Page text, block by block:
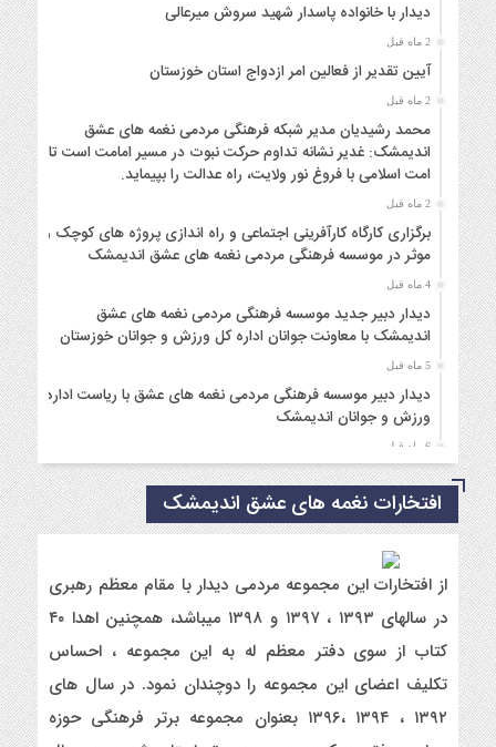
دیدار با خانواده پاسدار شهید سروش میرعالی
2 ماه قبل
آیین تقدیر از فعالین امر ازدواج استان خوزستان
2 ماه قبل
محمد رشیدیان مدیر شبکه فرهنگی مردمی نغمه های عشق
اندیمشک: غدیر نشانه تداوم حرکت نبوت در مسیر امامت است تا
امت اسلامی با فروغ نور ولایت، راه عدالت را بپیماید.
2 ماه قبل
برگزاری کارگاه کارآفرینی اجتماعی و راه اندازی پروژه های کوچک و
موثر در موسسه فرهنگی مردمی نغمه های عشق اندیمشک
4 ماه قبل
دیدار دبیر جدید موسسه فرهنگی مردمی نغمه های عشق
اندیمشک با معاونت جوانان اداره کل ورزش و جوانان خوزستان
5 ماه قبل
دیدار دبیر موسسه فرهنگی مردمی نغمه های عشق با ریاست اداره
ورزش و جوانان اندیمشک
6 ماه قبل
مراسم دورهمی خانوادگی با عنوان کافه شادی مهدوی به مناسبت
نیمه شعبان و دهه فجر و هفته ی جوان در اندیمشک برگزار شد.
6 ماه قبل
مراسم جشن ولادت امام زمان (عج) و جشن فجر انقلاب اسلامی و
هفته ی جوان در اندیمشک برگزار شد.
تشریح برنامه های دهه مهدویت شبکه فرهنگی مردمی نغمه های
عشق اندیمشک
7 ماه قبل
توزیع بسته جشن تکلیف به دختران سادات ایتام اندیمشک در شب
ولادت امام علی(ع)
افتخارات نغمه های عشق اندیمشک
از افتخارات این مجموعه مردمی دیدار با مقام معظم رهبری
در سالهای ۱۳۹۳ ، ۱۳۹۷ و ۱۳۹۸ میباشد، همچنین اهدا ۴۰
کتاب از سوی دفتر معظم له به این مجموعه ، احساس
تکلیف اعضای این مجموعه را دوچندان نمود. در سال های
۱۳۹۲ ، ۱۳۹۴ ،۱۳۹۶ بعنوان مجموعه برتر فرهنگی حوزه